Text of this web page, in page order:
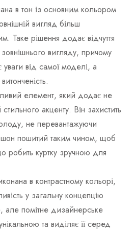
в тон із основним кольором
вигляд більш
Таке рішення додає відчуття
зовнішнього вигляду, причому
уваги від самої моделі, а
елемент, який додає не
стильного акценту. Він захистить
не перевантажуючи
пошитий таким чином, щоб
робить куртку зручною для
в контрастному кольорі,
у загальну концепцію
помітне дизайнерське
та виділяє її серед